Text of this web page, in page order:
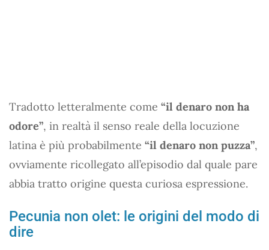
Tradotto letteralmente come “il denaro non ha
odore”, in realtà il senso reale della locuzione
latina è più probabilmente “il denaro non puzza”,
ovviamente ricollegato all’episodio dal quale pare
abbia tratto origine questa curiosa espressione.
Pecunia non olet: le origini del modo di
dire